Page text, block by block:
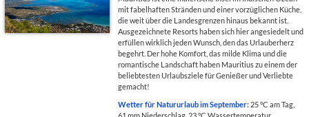
mit fabelhaften Stränden und einer vorzüglichen Küche,
die weit über die Landesgrenzen hinaus bekannt ist.
Ausgezeichnete Resorts haben sich hier angesiedelt und
erfüllen wirklich jeden Wunsch, den das Urlauberherz
begehrt. Der hohe Komfort, das milde Klima und die
romantische Landschaft haben Mauritius zu einem der
beliebtesten Urlaubsziele für Genießer und Verliebte
gemacht!
Wetter für Natururlaub im September: 25 °C am Tag,